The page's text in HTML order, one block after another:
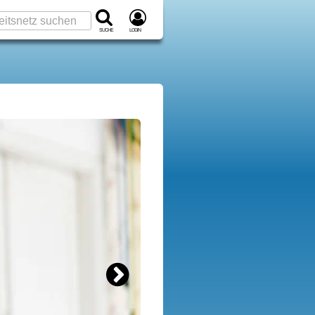
Suche Login